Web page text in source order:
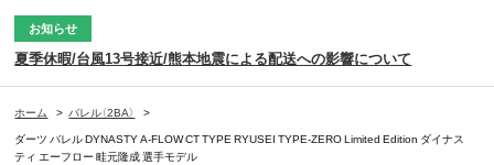
お知らせ
夏季休暇/台風13号接近/熊本地震による配送への影響について
ホーム > バレル（2BA）
>
ダーツ バレル DYNASTY A-FLOW CT TYPE RYUSEI TYPE-ZERO Limited Edition ダイナス
ティ エーフロー 畦元隆成 選手モデル